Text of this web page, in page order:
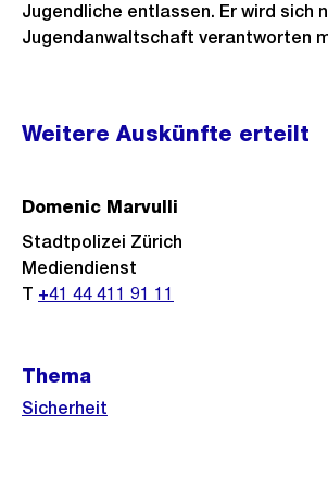
Jugendliche entlassen. Er wird sich
Jugendanwaltschaft verantworten
Weitere
Informationen
Weitere Auskünfte erteilt
Domenic Marvulli
Stadtpolizei Zürich
Mediendienst
T +41 44 411 91 11
Thema
Sicherheit